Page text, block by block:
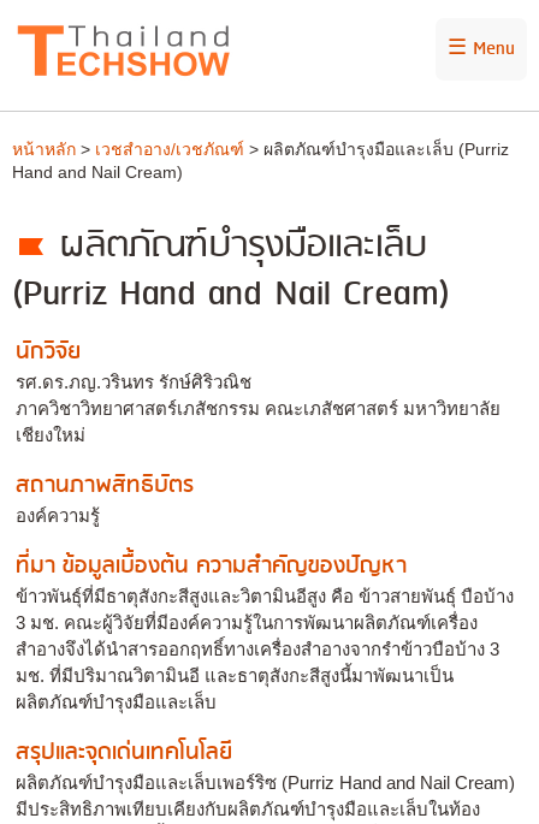
☰ Menu
หน้าหลัก > เวชสำอาง/เวชภัณฑ์ > ผลิตภัณฑ์บำรุงมือและเล็บ (Purriz
Hand and Nail Cream)
ผลิตภัณฑ์บำรุงมือและเล็บ
(Purriz Hand and Nail Cream)
นักวิจัย
รศ.ดร.ภญ.วรินทร รักษ์ศิริวณิช
ภาควิชาวิทยาศาสตร์เภสัชกรรม คณะเภสัชศาสตร์ มหาวิทยาลัย
เชียงใหม่
สถานภาพสิทธิบัตร
องค์ความรู้
ที่มา ข้อมูลเบื้องต้น ความสำคัญของปัญหา
ข้าวพันธุ์ที่มีธาตุสังกะสีสูงและวิตามินอีสูง คือ ข้าวสายพันธุ์ บือบ้าง
3 มช. คณะผู้วิจัยที่มีองค์ความรู้ในการพัฒนาผลิตภัณฑ์เครื่อง
สำอางจึงได้นำสารออกฤทธิ์ทางเครื่องสำอางจากรำข้าวบือบ้าง 3
มช. ที่มีปริมาณวิตามินอี และธาตุสังกะสีสูงนี้มาพัฒนาเป็น
ผลิตภัณฑ์บำรุงมือและเล็บ
สรุปและจุดเด่นเทคโนโลยี
ผลิตภัณฑ์บำรุงมือและเล็บเพอร์ริซ (Purriz Hand and Nail Cream)
มีประสิทธิภาพเทียบเคียงกับผลิตภัณฑ์บำรุงมือและเล็บในท้อง